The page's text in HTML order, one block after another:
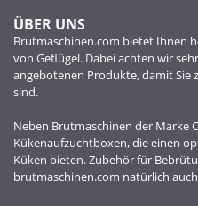
ÜBER UNS
Brutmaschinen.com bietet Ihnen
von Geflügel. Dabei achten wir
angebotenen Produkte, damit Sie
sind.
Neben Brutmaschinen der Marke
Kükenaufzuchtboxen, die einen
Küken bieten. Zubehör für
brutmaschinen.com natürlich